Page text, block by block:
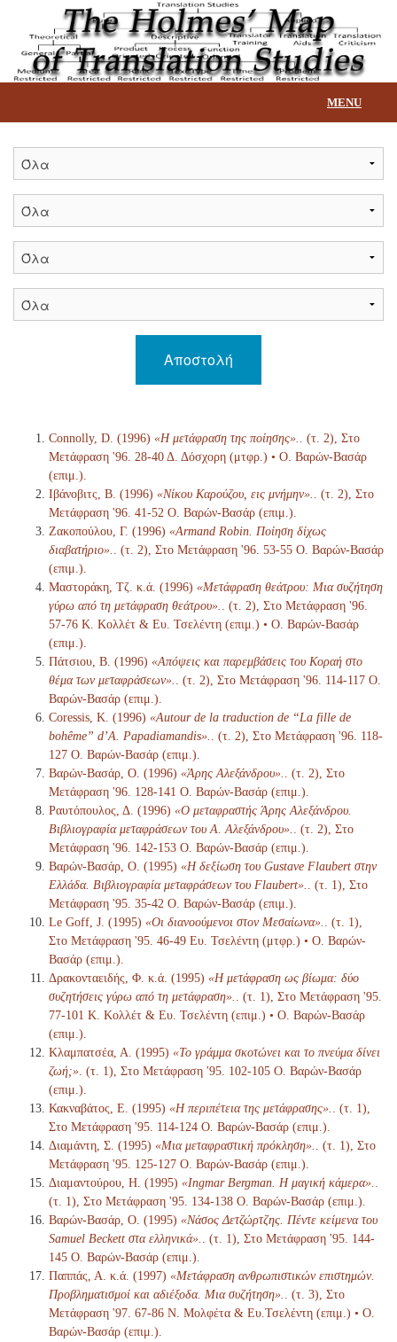
MENU
Αρχική
Τίτλοι
Επικοινωνία
Αποστολή
Connolly, D. (1996) «Η μετάφραση της ποίησης».
. (τ. 2), Στο
Μετάφραση '96. 28-40 Δ. Δόσχορη (μτφρ.) • Ο. Βαρών-Βασάρ
(επιμ.).
Ιβάνοβιτς, Β. (1996) «Νίκου Καρούζου, εις μνήμην».
. (τ. 2), Στο
Μετάφραση '96. 41-52 Ο. Βαρών-Βασάρ (επιμ.).
Ζακοπούλου, Γ. (1996) «Armand Robin. Ποίηση δίχως
διαβατήριο».
. (τ. 2), Στο Μετάφραση '96. 53-55 Ο. Βαρών-Βασάρ
(επιμ.).
Μαστοράκη, Τζ. κ.ά. (1996) «Μετάφραση θεάτρου: Μια συζήτηση
γύρω από τη μετάφραση θεάτρου».
. (τ. 2), Στο Μετάφραση '96.
57-76 Κ. Κολλέτ & Ευ. Τσελέντη (επιμ.) • Ο. Βαρών-Βασάρ
(επιμ.).
Πάτσιου, Β. (1996) «Απόψεις και παρεμβάσεις του Κοραή στο
θέμα των μεταφράσεων».
. (τ. 2), Στο Μετάφραση '96. 114-117 Ο.
Βαρών-Βασάρ (επιμ.).
Coressis, Κ. (1996) «Autour de la traduction de “La fille de
bohême” d’A. Papadiamandis».
. (τ. 2), Στο Μετάφραση '96. 118-
127 Ο. Βαρών-Βασάρ (επιμ.).
Βαρών-Βασάρ, Ο. (1996) «Άρης Αλεξάνδρου».
. (τ. 2), Στο
Μετάφραση '96. 128-141 Ο. Βαρών-Βασάρ (επιμ.).
Ραυτόπουλος, Δ. (1996) «Ο μεταφραστής Άρης Αλεξάνδρου.
Βιβλιογραφία μεταφράσεων του Α. Αλεξάνδρου».
. (τ. 2), Στο
Μετάφραση '96. 142-153 Ο. Βαρών-Βασάρ (επιμ.).
Βαρών-Βασάρ, Ο. (1995) «Η δεξίωση του Gustave Flaubert στην
Ελλάδα. Βιβλιογραφία μεταφράσεων του Flaubert».
. (τ. 1), Στο
Μετάφραση '95. 35-42 Ο. Βαρών-Βασάρ (επιμ.).
Le Goff, J. (1995) «Οι διανοούμενοι στον Μεσαίωνα».
. (τ. 1),
Στο Μετάφραση '95. 46-49 Ευ. Τσελέντη (μτφρ.) • Ο. Βαρών-
Βασάρ (επιμ.).
Δρακονταειδής, Φ. κ.ά. (1995) «Η μετάφραση ως βίωμα: δύο
συζητήσεις γύρω από τη μετάφραση».
. (τ. 1), Στο Μετάφραση '95.
77-101 Κ. Κολλέτ & Ευ. Τσελέντη (επιμ.) • Ο. Βαρών-Βασάρ
(επιμ.).
Κλαμπατσέα, Α. (1995) «Το γράμμα σκοτώνει και το πνεύμα δίνει
ζωή;» . (τ. 1), Στο Μετάφραση '95. 102-105 Ο. Βαρών-Βασάρ
(επιμ.).
Κακναβάτος, Ε. (1995) «Η περιπέτεια της μετάφρασης».
. (τ. 1),
Στο Μετάφραση '95. 114-124 Ο. Βαρών-Βασάρ (επιμ.).
Διαμάντη, Σ. (1995) «Μια μεταφραστική πρόκληση».
. (τ. 1), Στο
Μετάφραση '95. 125-127 Ο. Βαρών-Βασάρ (επιμ.).
Διαμαντούρου, Η. (1995) «Ingmar Bergman. Η μαγική κάμερα».
(τ. 1), Στο Μετάφραση '95. 134-138 Ο. Βαρών-Βασάρ (επιμ.).
Βαρών-Βασάρ, Ο. (1995) «Νάσος Δετζώρτζης. Πέντε κείμενα του
Samuel Beckett στα ελληνικά».
. (τ. 1), Στο Μετάφραση '95. 144-
145 Ο. Βαρών-Βασάρ (επιμ.).
Παππάς, Α. κ.ά. (1997) «Μετάφραση ανθρωπιστικών επιστημών.
Προβληματισμοί και αδιέξοδα. Μια συζήτηση».
. (τ. 3), Στο
Μετάφραση '97. 67-86 Ν. Μολφέτα & Ευ.Τσελέντη (επιμ.) • Ο.
Βαρών-Βασάρ (επιμ.).